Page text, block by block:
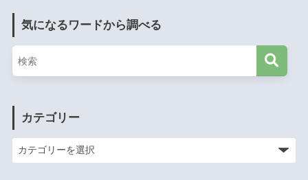
気になるワードから調べる
カテゴリー